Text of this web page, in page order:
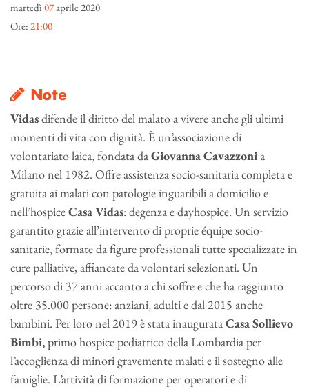
martedì 07aprile 2020
Ore: 21:00
Note
Vidasdifende il diritto del malato a vivere anche gli ultimi
momenti di vita con dignità. È un’associazione di
volontariato laica, fondata daGiovanna Cavazzonia
Milano nel 1982. Offre assistenza socio-sanitaria completa e
gratuita ai malati con patologie inguaribili a domicilio e
nell’hospiceCasa Vidas: degenza e dayhospice. Un servizio
garantito grazie all’intervento di proprie équipe socio-
sanitarie, formate da figure professionali tutte specializzate in
cure palliative, affiancate da volontari selezionati. Un
percorso di 37 anni accanto a chi soffre e che ha raggiunto
oltre 35.000 persone: anziani, adulti e dal 2015 anche
bambini. Per loro nel 2019 è stata inaugurataCasa Sollievo
Bimbi,primo hospice pediatrico della Lombardia per
l’accoglienza di minori gravemente malati e il sostegno alle
famiglie. L’attività di formazione per operatori e di